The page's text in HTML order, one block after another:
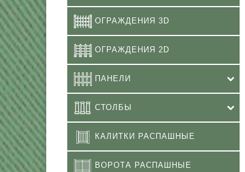
ОГРАЖДЕНИЯ 3D
ОГРАЖДЕНИЯ 2D
ПАНЕЛИ
СТОЛБЫ
КАЛИТКИ РАСПАШНЫЕ
ВОРОТА РАСПАШНЫЕ